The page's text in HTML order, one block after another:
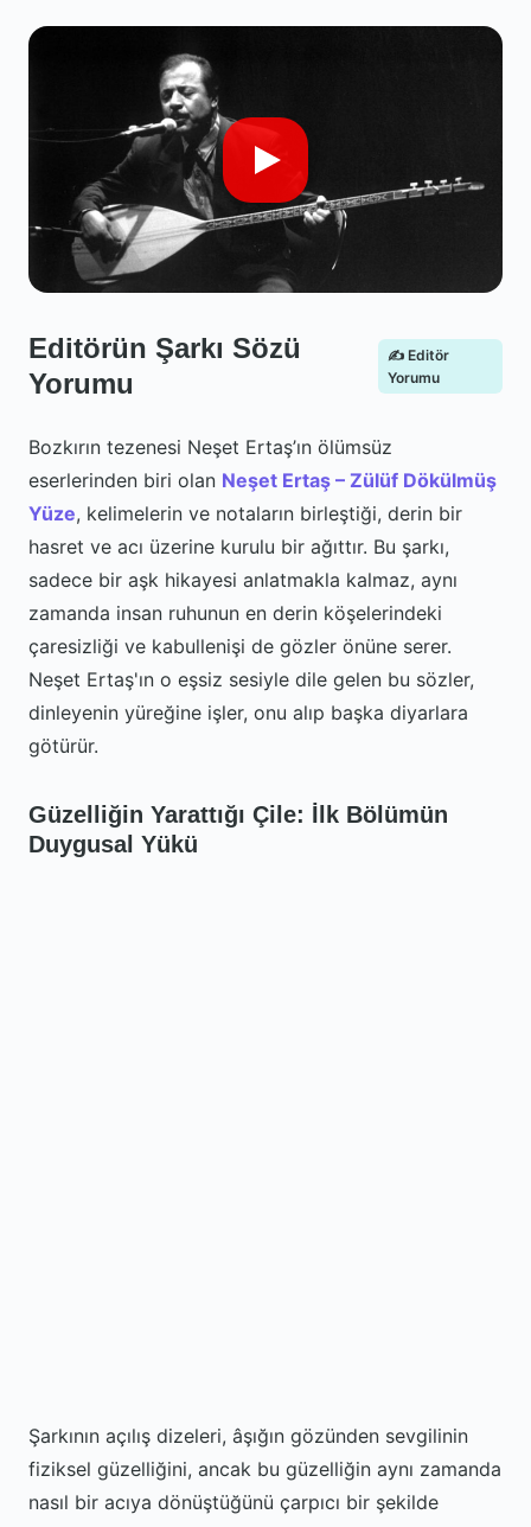
Editörün Şarkı Sözü
Yorumu
✍️ Editör
Yorumu
Bozkırın tezenesi Neşet Ertaş’ın ölümsüz
eserlerinden biri olan Neşet Ertaş – Zülüf Dökülmüş
Yüze, kelimelerin ve notaların birleştiği, derin bir
hasret ve acı üzerine kurulu bir ağıttır. Bu şarkı,
sadece bir aşk hikayesi anlatmakla kalmaz, aynı
zamanda insan ruhunun en derin köşelerindeki
çaresizliği ve kabullenişi de gözler önüne serer.
Neşet Ertaş'ın o eşsiz sesiyle dile gelen bu sözler,
dinleyenin yüreğine işler, onu alıp başka diyarlara
götürür.
Güzelliğin Yarattığı Çile: İlk Bölümün
Duygusal Yükü
Şarkının açılış dizeleri, âşığın gözünden sevgilinin
fiziksel güzelliğini, ancak bu güzelliğin aynı zamanda
nasıl bir acıya dönüştüğünü çarpıcı bir şekilde